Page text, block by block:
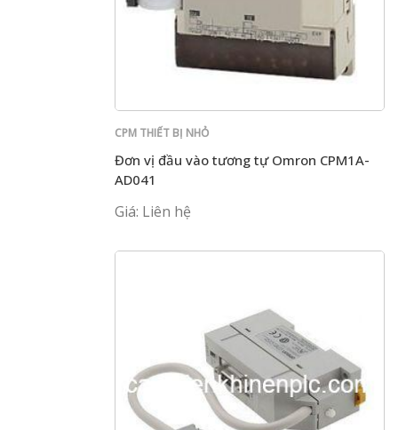
CPM THIẾT BỊ NHỎ
Đơn vị đầu vào tương tự Omron CPM1A-
AD041
Giá: Liên hệ